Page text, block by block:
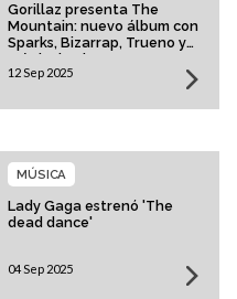
Gorillaz presenta The
Mountain: nuevo álbum con
Sparks, Bizarrap, Trueno y
más invitados
12 Sep 2025
Lady Gaga estrenó 'The
dead dance'
MÚSICA
04 Sep 2025